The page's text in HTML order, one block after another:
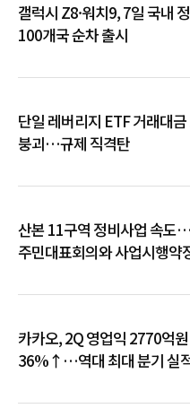
갤럭시 Z8·워치9, 7일 국내
100개국 순차 출시
단일 레버리지 ETF 거래대
붕괴…규제 직격탄
산본 11구역 정비사업 속도
주민대표회의와 사업시행약
카카오, 2Q 영업익 2770억
36%↑…역대 최대 분기 실